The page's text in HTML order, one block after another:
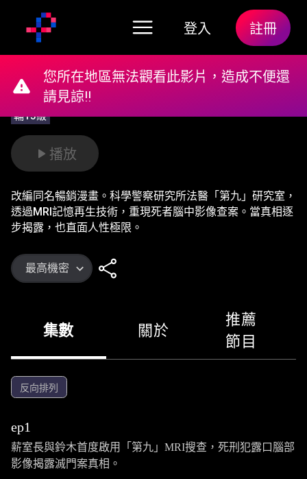
登入 註冊
輔15級
播放
改編同名暢銷漫畫。科學警察研究所法醫「第九」研究室，
透過MRI記憶再生技術，重現死者腦中影像查案。當真相逐
步揭露，也直面人性極限。
最高機密
集數 關於
推薦
節目
反向排列
ep1
薪室長與鈴木首度啟用「第九」MRI搜查，死刑犯露口腦部
影像揭露滅門案真相。
您所在地區無法觀看此影片，造成不便還
請見諒!!